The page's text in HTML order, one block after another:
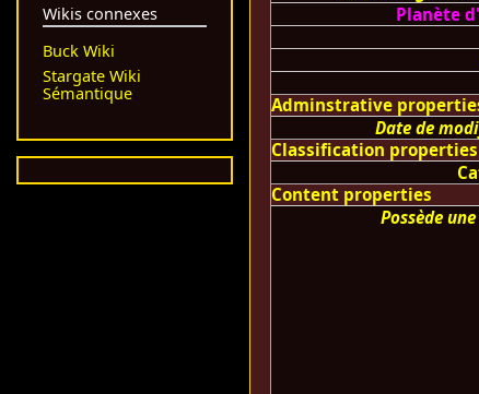
Planète
Adminstrative
Date de
Classification properties
Content properties
Possède
Wikis connexes
Buck Wiki
Stargate Wiki
Sémantique